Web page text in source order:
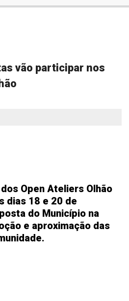
vão participar nos
Open Ateliers Olhão
dias 18 e 20 de
do Município na
e aproximação das